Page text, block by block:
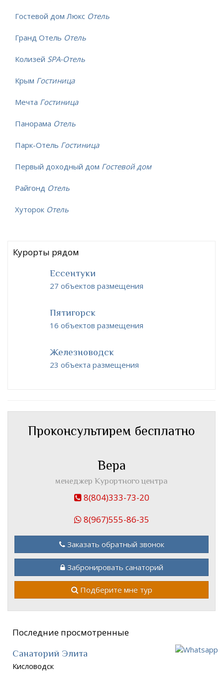
Гостевой дом Люкс Отель
Гранд Отель Отель
Колизей SPA-Отель
Крым Гостиница
Мечта Гостиница
Панорама Отель
Парк-Отель Гостиница
Первый доходный дом Гостевой дом
Райгонд Отель
Хуторок Отель
Курорты рядом
Ессентуки
27 объектов размещения
Пятигорск
16 объектов размещения
Железноводск
23 объекта размещения
Проконсультирем бесплатно
Вера
менеджер Курортного центра
8(804)333-73-20
8(967)555-86-35
Заказать обратный звонок
Забронировать санаторий
Подберите мне тур
Последние просмотренные
Санаторий Элита
Кисловодск